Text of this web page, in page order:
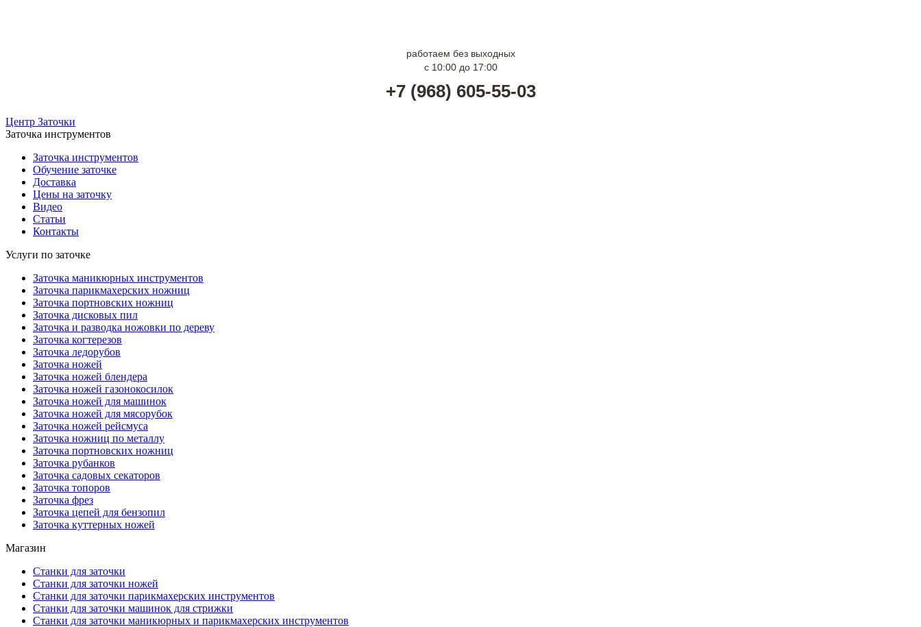
работаем без выходных
с 10:00 до 17:00
+7 (968) 605-55-03
Центр Заточки
Заточка инструментов
Заточка инструментов
Обучение заточке
Доставка
Цены на заточку
Видео
Статьи
Контакты
Услуги по заточке
Заточка маникюрных инструментов
Заточка парикмахерских ножниц
Заточка портновских ножниц
Заточка дисковых пил
Заточка и разводка ножовки по дереву
Заточка когтерезов
Заточка ледорубов
Заточка ножей
Заточка ножей блендера
Заточка ножей газонокосилок
Заточка ножей для машинок
Заточка ножей для мясорубок
Заточка ножей рейсмуса
Заточка ножниц по металлу
Заточка портновских ножниц
Заточка рубанков
Заточка садовых секаторов
Заточка топоров
Заточка фрез
Заточка цепей для бензопил
Заточка куттерных ножей
Магазин
Станки для заточки
Станки для заточки ножей
Станки для заточки парикмахерских инструментов
Станки для заточки машинок для стрижки
Станки для заточки маникюрных и парикмахерских инструментов